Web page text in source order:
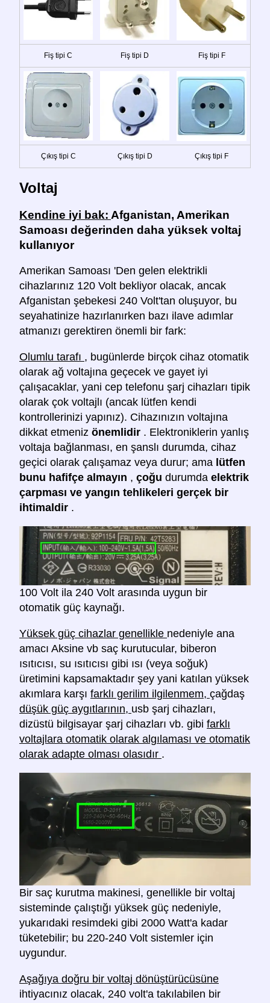
Fiş tipi C Fiş tipi D Fiş tipi F
Çıkış tipi C Çıkış tipi D Çıkış tipi F
Voltaj
Kendine iyi bak: Afganistan, Amerikan
Samoası değerinden daha yüksek voltaj
kullanıyor
Amerikan Samoası 'Den gelen elektrikli
cihazlarınız 120 Volt bekliyor olacak, ancak
Afganistan şebekesi 240 Volt'tan oluşuyor, bu
seyahatinize hazırlanırken bazı ilave adımlar
atmanızı gerektiren önemli bir fark:
Olumlu tarafı , bugünlerde birçok cihaz otomatik
olarak ağ voltajına geçecek ve gayet iyi
çalışacaklar, yani cep telefonu şarj cihazları tipik
olarak çok voltajlı (ancak lütfen kendi
kontrollerinizi yapınız). Cihazınızın voltajına
dikkat etmeniz önemlidir . Elektroniklerin yanlış
voltaja bağlanması, en şanslı durumda, cihaz
geçici olarak çalışamaz veya durur; ama lütfen
bunu hafifçe almayın , çoğu durumda elektrik
çarpması ve yangın tehlikeleri gerçek bir
ihtimaldir .
100 Volt ila 240 Volt arasında uygun bir
otomatik güç kaynağı.
Yüksek güç cihazlar genellikle nedeniyle ana
amacı Aksine vb saç kurutucular, biberon
ısıtıcısı, su ısıtıcısı gibi ısı (veya soğuk)
üretimini kapsamaktadır şey yani katılan yüksek
akımlara karşı farklı gerilim ilgilenmem, çağdaş
düşük güç aygıtlarının, usb şarj cihazları,
dizüstü bilgisayar şarj cihazları vb. gibi farklı
voltajlara otomatik olarak algılaması ve otomatik
olarak adapte olması olasıdır .
Bir saç kurutma makinesi, genellikle bir voltaj
sisteminde çalıştığı yüksek güç nedeniyle,
yukarıdaki resimdeki gibi 2000 Watt'a kadar
tüketebilir; bu 220-240 Volt sistemler için
uygundur.
Aşağıya doğru bir voltaj dönüştürücüsüne
ihtiyacınız olacak, 240 volt'a takılabilen bir